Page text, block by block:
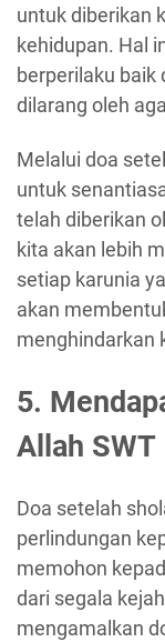
untuk diberikan
kehidupan. Hal
berperilaku baik
dilarang oleh
Melalui doa
untuk
telah diberikan
kita akan lebih
setiap karunia
akan
menghindarkan
5.
Allah SWT
Doa setelah
perlindungan
memohon
dari segala
mengamalkan